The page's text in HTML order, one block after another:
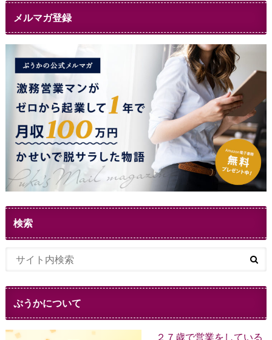
メルマガ登録
検索
ぷうかについて
２７歳で営業をしている